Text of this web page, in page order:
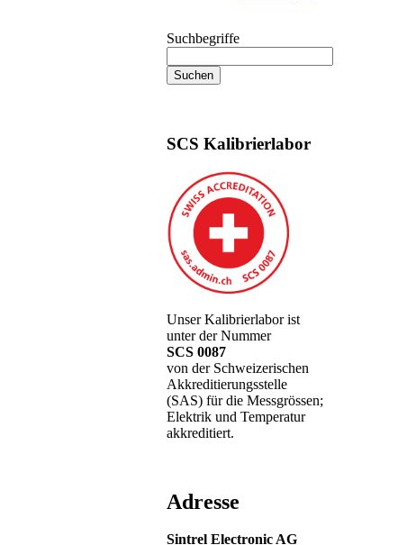
Suchbegriffe
SCS Kalibrierlabor
Unser Kalibrierlabor ist
unter der Nummer
SCS 0087
von der Schweizerischen
Akkreditierungsstelle
(SAS) für die Messgrössen;
Elektrik und Temperatur
akkreditiert.
Adresse
Sintrel Electronic AG